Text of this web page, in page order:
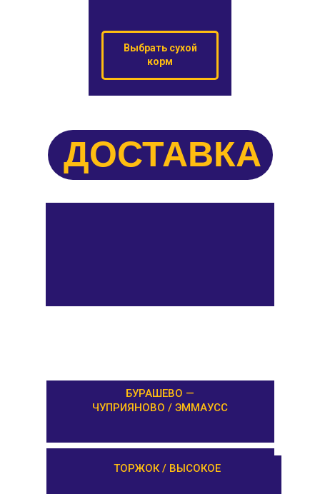
Выбрать сухой
корм
ДОСТАВКА
ЛИХОСЛАВЛЬ /
КАЛАШНИКОВО
БУРАШЕВО —
ЧУПРИЯНОВО / ЭММАУСС
ТОРЖОК / ВЫСОКОЕ